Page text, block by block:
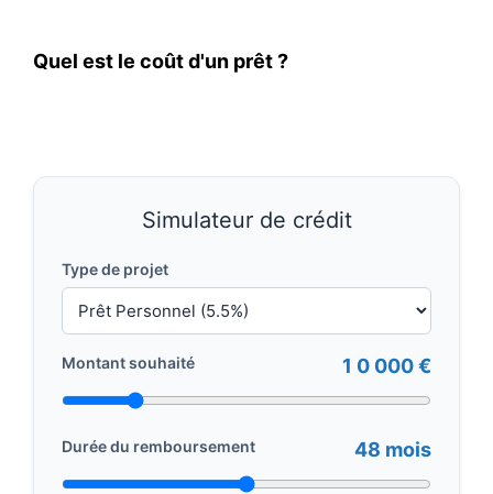
Quel est le coût d'un prêt ?
Simulateur de crédit
Type de projet
Montant souhaité 1 0 000 €
Durée du remboursement 48 mois